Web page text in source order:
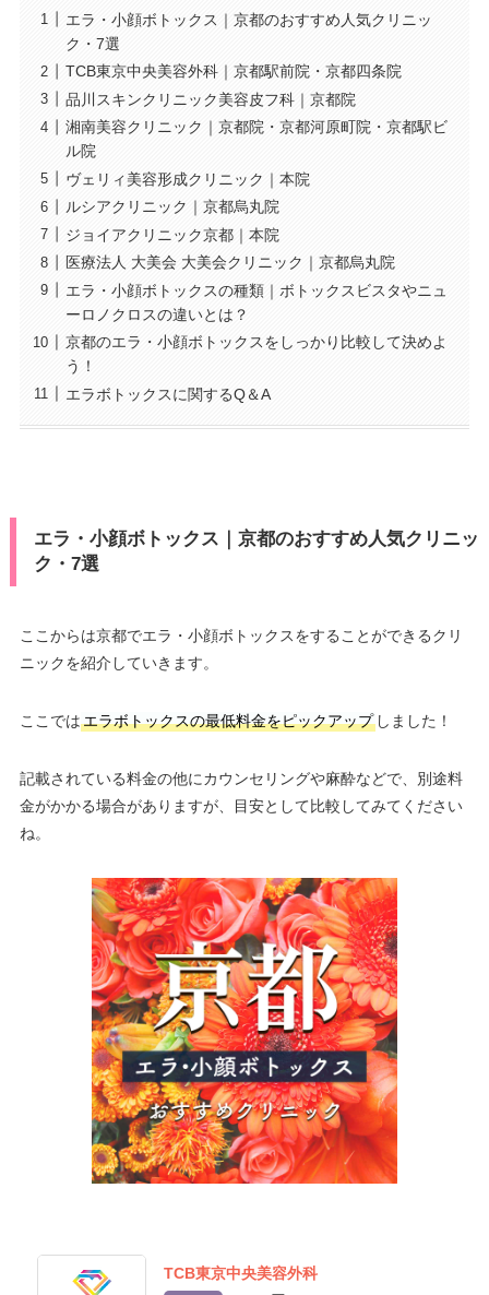
エラ・小顔ボトックス｜京都のおすすめ人気クリニッ
ク・7選
TCB東京中央美容外科｜京都駅前院・京都四条院
品川スキンクリニック美容皮フ科｜京都院
湘南美容クリニック｜京都院・京都河原町院・京都駅ビ
ル院
ヴェリィ美容形成クリニック｜本院
ルシアクリニック｜京都烏丸院
ジョイアクリニック京都｜本院
医療法人 大美会 大美会クリニック｜京都烏丸院
エラ・小顔ボトックスの種類｜ボトックスビスタやニュ
ーロノクロスの違いとは？
京都のエラ・小顔ボトックスをしっかり比較して決めよ
う！
エラボトックスに関するQ＆A
エラ・小顔ボトックス｜京都のおすすめ人気クリニッ
ク・7選
ここからは京都でエラ・小顔ボトックスをすることができるクリ
ニックを紹介していきます。
ここではエラボトックスの最低料金をピックアップしました！
記載されている料金の他にカウンセリングや麻酔などで、別途料
金がかかる場合がありますが、目安として比較してみてください
ね。
TCB東京中央美容外科